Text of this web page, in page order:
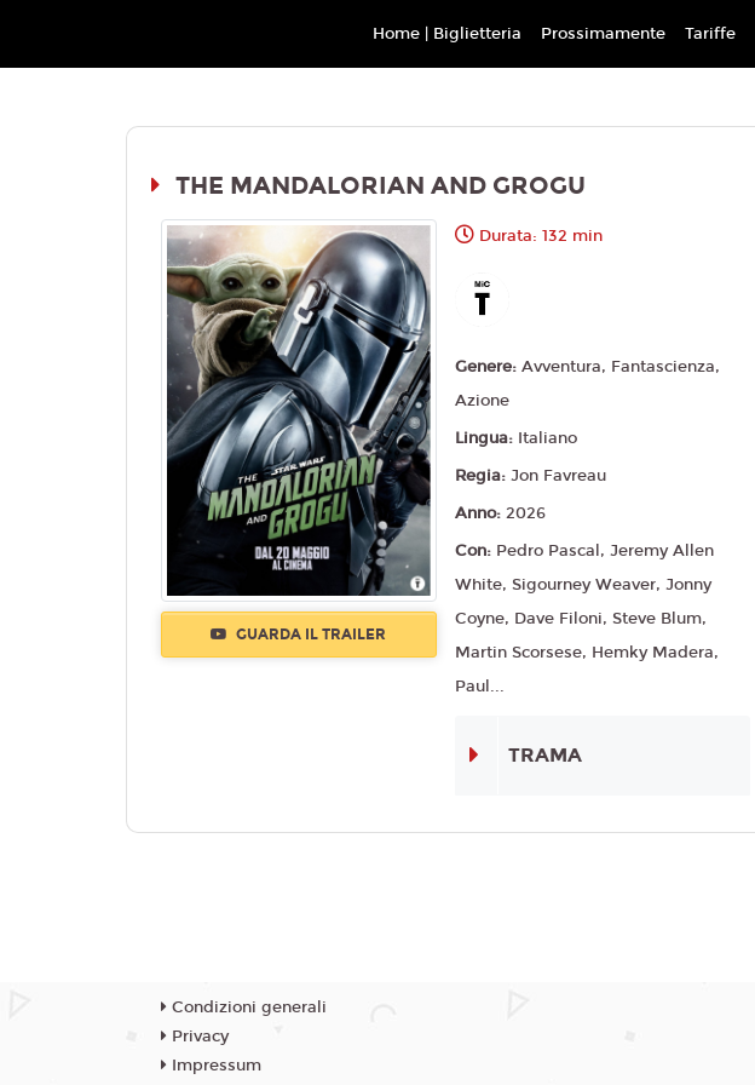
Home | Biglietteria Prossimamente Tariffe
THE MANDALORIAN AND GROGU
GUARDA IL TRAILER
Durata: 132 min
Genere:Avventura, Fantascienza,
Azione
Lingua: Italiano
Regia:Jon Favreau
Anno:2026
Con: Pedro Pascal, Jeremy Allen
White, Sigourney Weaver, Jonny
Coyne, Dave Filoni, Steve Blum,
Martin Scorsese, Hemky Madera,
Paul...
TRAMA
Condizioni generali
Privacy
Impressum